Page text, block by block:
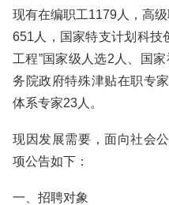
现有在编职工1179人，高
651人，国家特支计划科技
工程”国家级人选2人、国
务院政府特殊津贴在职专
体系专家23人。
现因发展需要，面向社会
项公告如下：
一、招聘对象